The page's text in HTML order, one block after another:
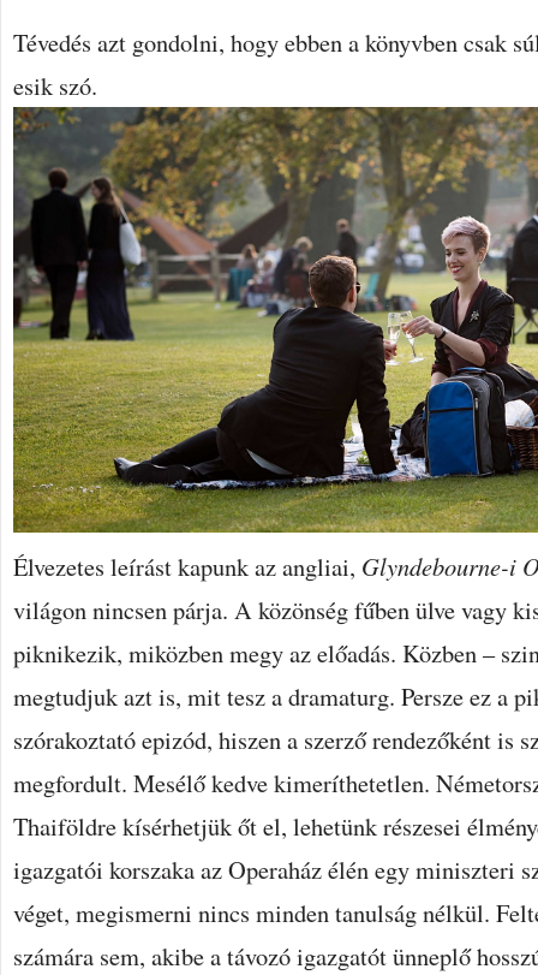
Tévedés azt gondolni, hogy ebben a könyvben csak
esik szó.
Élvezetes leírást kapunk az angliai, Glyndebourne-i
világon nincsen párja. A közönség fűben ülve vagy
piknikezik, miközben megy az előadás. Közben –
megtudjuk azt is, mit tesz a dramaturg. Persze ez a
szórakoztató epizód, hiszen a szerző rendezőként is
megfordult. Mesélő kedve kimeríthetetlen.
Thaiföldre kísérhetjük őt el, lehetünk részesei
igazgatói korszaka az Operaház élén egy miniszteri
véget, megismerni nincs minden tanulság nélkül.
számára sem, akibe a távozó igazgatót ünneplő